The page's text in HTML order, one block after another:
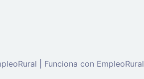
| Funciona con EmpleoRural